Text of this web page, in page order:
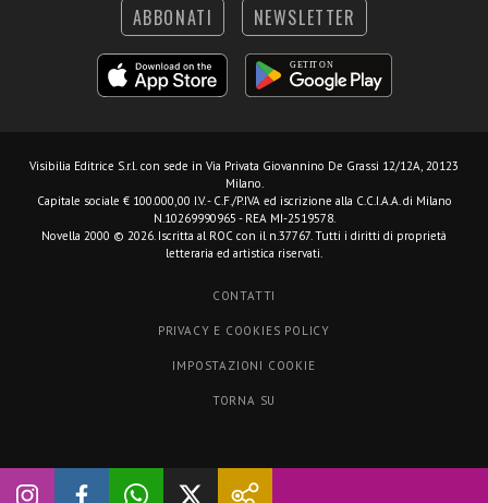
ABBONATI NEWSLETTER
Visibilia Editrice S.r.l. con sede in Via Privata Giovannino De Grassi 12/12A, 20123
Milano.
Capitale sociale € 100.000,00 I.V. - C.F./P.IVA ed iscrizione alla C.C.I.A.A. di Milano
N.10269990965 - REA MI-2519578.
Novella 2000 © 2026. Iscritta al ROC con il n.37767. Tutti i diritti di proprietà
letteraria ed artistica riservati.
CONTATTI
PRIVACY E COOKIES POLICY
IMPOSTAZIONI COOKIE
TORNA SU